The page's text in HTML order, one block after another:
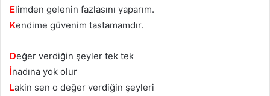
Elimden gelenin fazlasını yaparım.
Kendime güvenim tastamamdır.
Değer verdiğin şeyler tek tek
İnadına yok olur
Lakin sen o değer verdiğin şeyleri